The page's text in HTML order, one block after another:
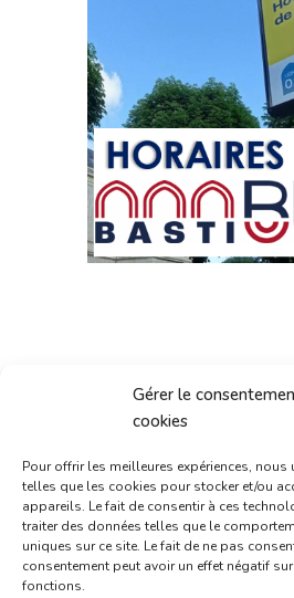
Gérer le
cookies
Pour offrir les meilleures expériences,
telles que les cookies pour stocker et/ou
appareils. Le fait de consentir à ces
traiter des données telles que le
uniques sur ce site. Le fait de ne pas
consentement peut avoir un effet négatif
fonctions.
offres
4 postes